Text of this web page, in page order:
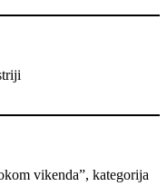
vikenda”, kategorija